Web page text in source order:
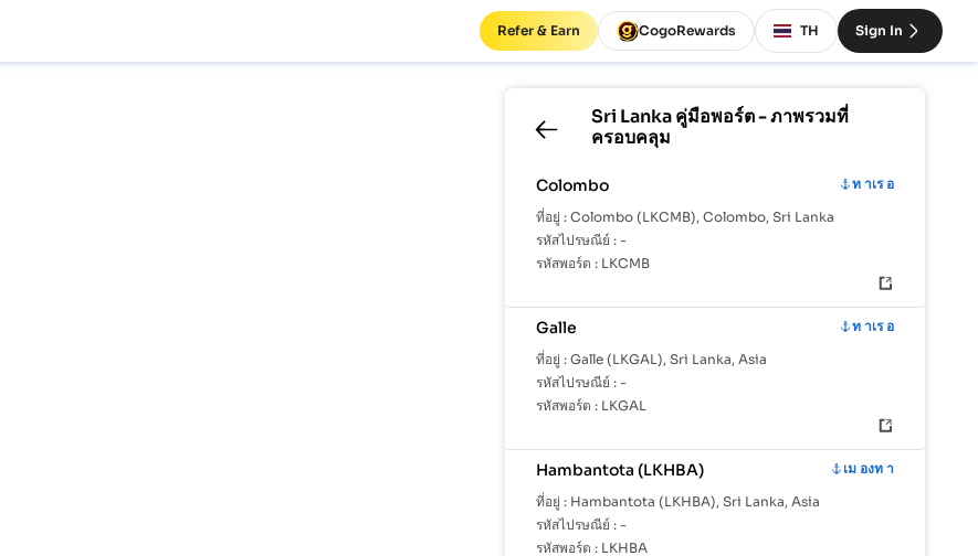
Refer & Earn CogoRewards TH Sign In
Sri Lankaคู่มือพอร์ต - ภาพรวมที่
ครอบคลุม
Colombo
ท าเร อ
ที่อยู่ : Colombo (LKCMB), Colombo, Sri Lanka
รหัสไปรษณีย์ : -
รหัสพอร์ต : LKCMB
Galle
ท าเร อ
ที่อยู่ : Galle (LKGAL), Sri Lanka, Asia
รหัสไปรษณีย์ : -
รหัสพอร์ต : LKGAL
Hambantota (LKHBA)
เม องท า
ที่อยู่ : Hambantota (LKHBA), Sri Lanka, Asia
รหัสไปรษณีย์ : -
รหัสพอร์ต : LKHBA